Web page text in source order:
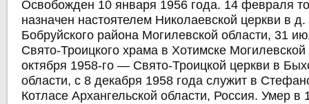
Освобожден 10 января 1956 года. 14 февраля
назначен настоятелем Николаевской церкви в
Бобруйского района Могилевской области, 31
Свято-Троицкого храма в Хотимске Могилевской
октября 1958-го — Свято-Троицкой церкви в
области, с 8 декабря 1958 года служит в
Котласе Архангельской области, Россия. Умер в